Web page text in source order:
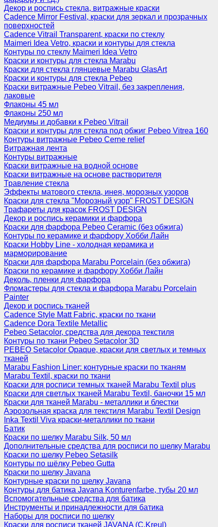
Декор и роспись стекла, витражные краски
Cadence Mirror Festival, краски для зеркал и прозрачных
поверхностей
Cadence Vitrail Transparent, краски по стеклу
Maimeri Idea Vetro, краски и контуры для стекла
Контуры по стеклу Maimeri Idea Vetro
Краски и контуры для стекла Marabu
Краски для стекла глянцевые Marabu GlasArt
Краски и контуры для стекла Pebeo
Краски витражные Pebeo Vitrail, без закрепления,
лаковые
Флаконы 45 мл
Флаконы 250 мл
Медиумы и добавки к Pebeo Vitrail
Краски и контуры для стекла под обжиг Pebeo Vitrea 160
Контуры витражные Pebeo Cerne relief
Витражная лента
Контуры витражные
Краски витражные на водной основе
Краски витражные на основе растворителя
Травление стекла
Эффекты матового стекла, инея, морозных узоров
Краски для стекла "Морозный узор" FROST DESIGN
Трафареты для красок FROST DESIGN
Декор и роспись керамики и фарфора
Краски для фарфора Pebeo Ceramic (без обжига)
Контуры по керамике и фарфору Хобби Лайн
Краски Hobby Line - холодная керамика и
марморирование
Краски для фарфора Marabu Porcelain (без обжига)
Краски по керамике и фарфору Хобби Лайн
Деколь, пленки для фарфора
Фломастеры для стекла и фарфора Marabu Porcelain
Painter
Декор и роспись тканей
Cadence Style Matt Fabric, краски по ткани
Cadence Dora Textile Metallic
Pebeo Setacolor, средства для декора текстиля
Контуры по ткани Pebeo Setacolor 3D
PEBEO Setacolor Opaque, краски для светлых и темных
тканей
Marabu Fashion Liner: контурные краски по тканям
Marabu Textil, краски по ткани
Краски для росписи темных тканей Marabu Textil plus
Краски для светлых тканей Marabu Textil, баночки 15 мл
Краски для тканей Marabu - металлики и блестки
Аэрозольная краска для текстиля Marabu Textil Design
Inka Textil Viva краски-металлики по ткани
Батик
Краски по шелку Marabu Silk, 50 мл
Дополнительные средства для росписи по шелку Marabu
Краски по шелку Pebeo Setasilk
Контуры по шёлку Pebeo Gutta
Краски по шелку Javana
Контурные краски по шелку Javana
Контуры для батика Javana Konturenfarbe, тубы 20 мл
Вспомогательные средства для батика
Инструменты и принадлежности для батика
Наборы для росписи по шелку
Краски для росписи тканей JAVANA (C.Kreul)